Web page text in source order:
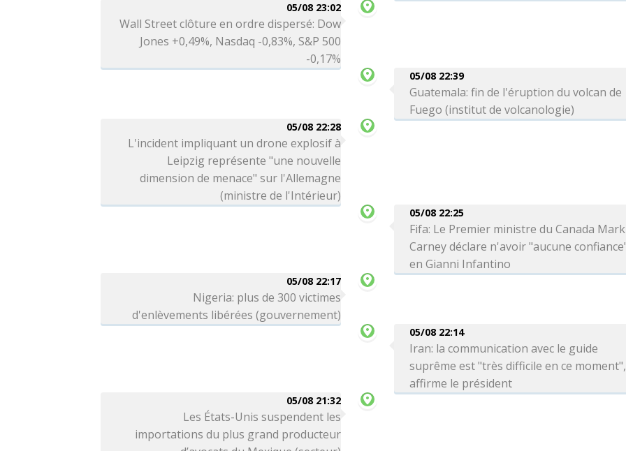
05/08 23:02
Wall Street clôture en ordre dispersé: Dow
Jones +0,49%, Nasdaq -0,83%, S&P 500
-0,17%
05/08 22:39
Guatemala: fin de l'éruption du volcan de
Fuego (institut de volcanologie)
05/08 22:28
L'incident impliquant un drone explosif à
Leipzig représente "une nouvelle
dimension de menace" sur l'Allemagne
(ministre de l'Intérieur)
05/08 22:25
Fifa: Le Premier ministre du Canada Mark
Carney déclare n'avoir "aucune
en Gianni Infantino
05/08 22:17
Nigeria: plus de 300 victimes
d'enlèvements libérées (gouvernement)
05/08 22:14
Iran: la communication avec le guide
suprême est "très difficile en ce moment",
affirme le président
05/08 21:32
Les États-Unis suspendent les
importations du plus grand producteur